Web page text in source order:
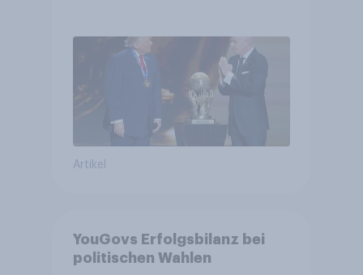
Fußball-WM ohne Politik
Artikel
YouGovs Erfolgsbilanz bei
politischen Wahlen